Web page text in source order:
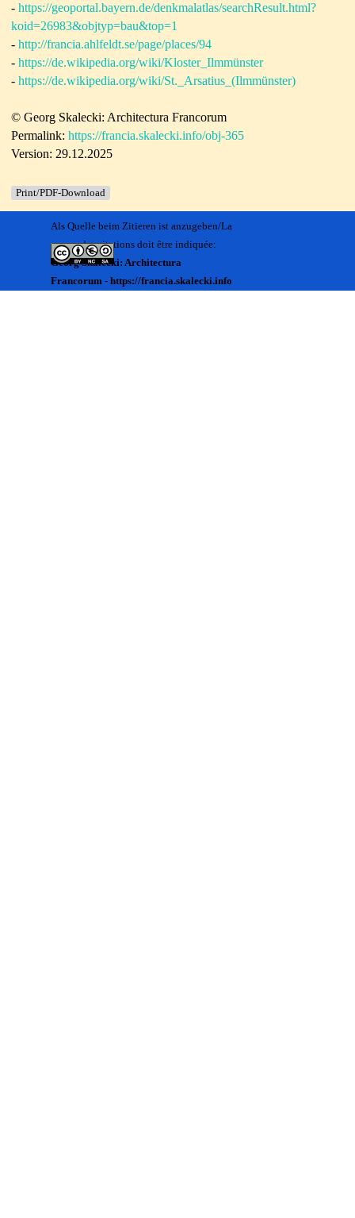
- https://geoportal.bayern.de/denkmalatlas/searchResult.html?
koid=26983&objtyp=bau&top=1
- http://francia.ahlfeldt.se/page/places/94
- https://de.wikipedia.org/wiki/Kloster_Ilmmünster
- https://de.wikipedia.org/wiki/St._Arsatius_(Ilmmünster)
© Georg Skalecki: Architectura Francorum
Permalink: https://francia.skalecki.info/obj-365
Version: 29.12.2025
Print/PDF-Download
Als Quelle beim Zitieren ist anzugeben/La
source des citations doit être indiquée:
Georg Skalecki: Architectura
Francorum - https://francia.skalecki.info